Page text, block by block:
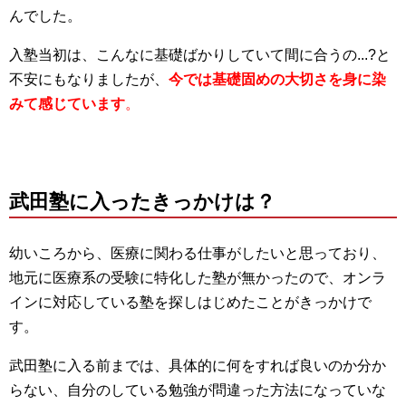
んでした。
入塾当初は、こんなに基礎ばかりしていて間に合うの...?と
不安にもなりましたが、 今では基礎固めの大切さを身に染
みて感じています。
武田塾に入ったきっかけは？
幼いころから、医療に関わる仕事がしたいと思っており、
地元に医療系の受験に特化した塾が無かったので、オンラ
インに対応している塾を探しはじめたことがきっかけで
す。
武田塾に入る前までは、具体的に何をすれば良いのか分か
らない、自分のしている勉強が問違った方法になっていな